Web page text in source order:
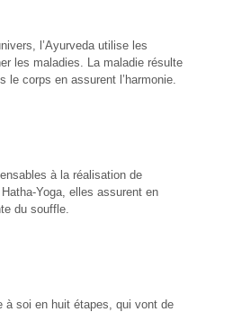
l’Ayurveda utilise les
les maladies. La maladie résulte
le corps en assurent l’harmonie.
à la réalisation de
Yoga, elles assurent en
du souffle.
à soi en huit étapes, qui vont de